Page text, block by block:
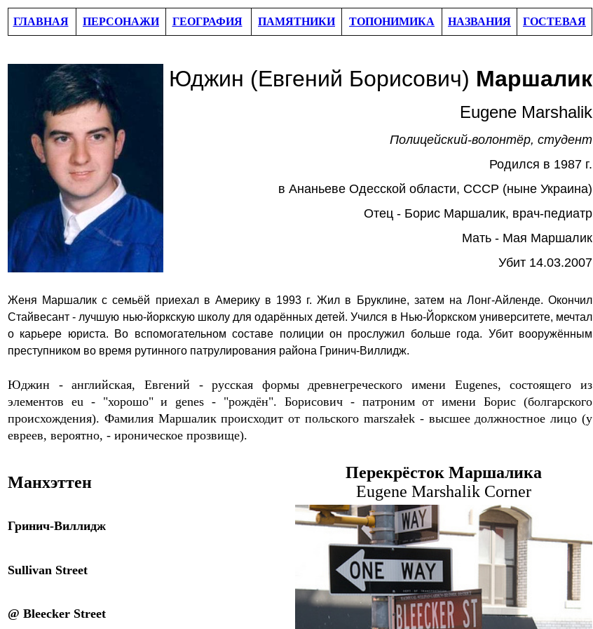
ГЛАВНАЯ ПЕРСОНАЖИ ГЕОГРАФИЯ ПАМЯТНИКИ ТОПОНИМИКА НАЗВАНИЯ ГОСТЕВАЯ
Юджин (Евгений Борисович) Маршалик
Eugene Marshalik
Полицейский-волонтёр, студент
Родился в 1987 г.
в Ананьеве Одесской области, СССР (ныне Украина)
Отец - Борис Маршалик, врач-педиатр
Мать - Мая Маршалик
Убит 14.03.2007
Женя Маршалик с семьёй приехал в Америку в 1993 г.Жил в Бруклине, затем на Лонг-Айленде. Окончил
Стайвесант - лучшую нью-йоркскую школу для одарённых детей. Учился в Нью-Йоркском университете, мечтал
о карьере юриста. Во вспомогательном составе полиции он прослужил больше года. Убит вооружённым
преступником во время рутинного патрулирования района Гринич-Виллидж.
Юджин - английская, Евгений - русская формы древнегреческого имени Eugenes,состоящего из
элементов eu - "хорошо" и genes - "рождён". Борисович - патроним от имени Борис (болгарского
происхождения). Фамилия Маршалик происходит от польского marszałek - высшее должностное лицо (у
евреев, вероятно, - ироническое прозвище).
Манхэттен
Перекрёсток Маршалика
Eugene Marshalik Corner
Гринич-Виллидж
Sullivan Street
@ Bleecker Street